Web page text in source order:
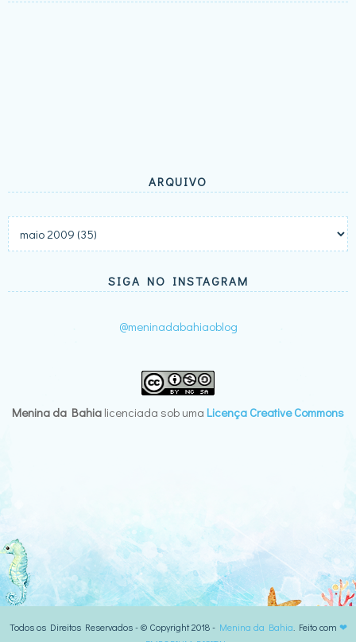
ARQUIVO
SIGA NO INSTAGRAM
@meninadabahiaoblog
Menina da Bahia licenciada sob uma Licença Creative Commons
Todos os Direitos Reservados - © Copyright 2018 - Menina da Bahia . Feito com ❤